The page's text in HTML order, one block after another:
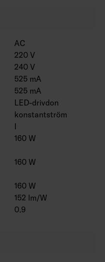
med
AC
220 V
240 V
525 mA
525 mA
LED-drivdon
konstantström
I
160 W
160 W
160 W
152 lm/W
0.9